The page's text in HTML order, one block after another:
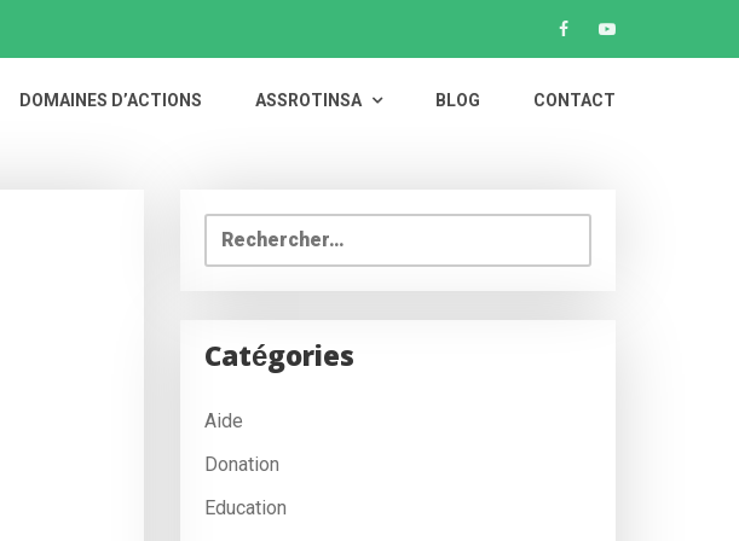
DOMAINES D’ACTIONS ASSROTINSA BLOG CONTACT
Rechercher :
Catégories
Aide
Donation
Education